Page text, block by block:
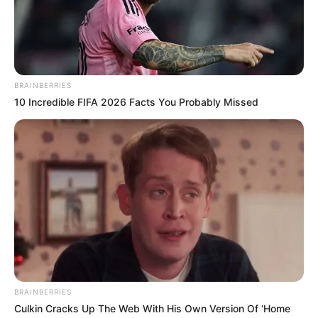
uniformidade da tinta, coloque o colar dentro de
uma caixa de papelão, pinte-a e deixe secar.
BRAINBERRIES
10 Incredible FIFA 2026 Facts You Probably Missed
BRAINBERRIES
Culkin Cracks Up The Web With His Own Version Of ‘Home